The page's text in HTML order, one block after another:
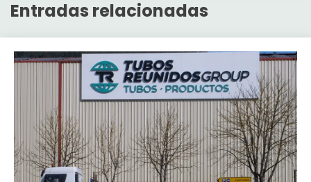
Entradas relacionadas